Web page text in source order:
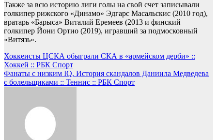
Также за всю историю лиги голы на свой счет записывали
голкипер рижского «Динамо» Эдгарс Масальскис (2010 год),
вратарь «Барыса» Виталий Еремеев (2013 и финский
голкипер Йони Ортио (2019), игравший за подмосковный
«Витязь».
Навигация
по
записям
Хоккеисты ЦСКА обыграли СКА в «армейском дерби» ::
Хоккей :: РБК Спорт
Фанаты с низким IQ. История скандалов Даниила Медведева
с болельщиками :: Теннис :: РБК Спорт